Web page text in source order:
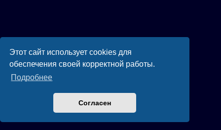
Этот сайт использует cookies для
обеспечения своей корректной работы.
Подробнее
Согласен